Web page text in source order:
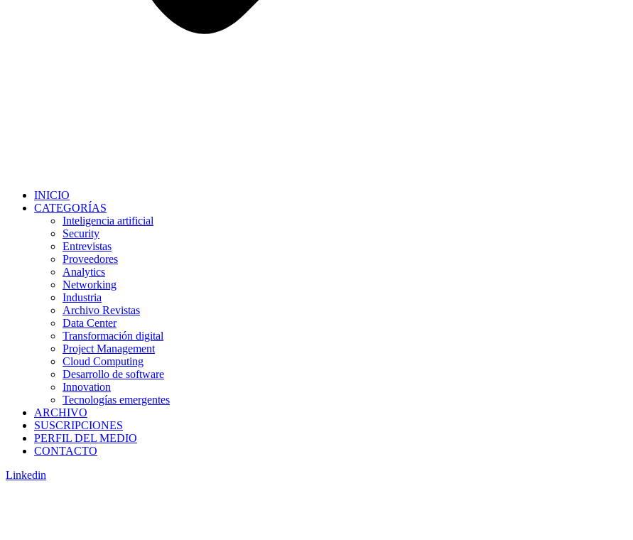
INICIO
CATEGORÍAS
Inteligencia artificial
Security
Entrevistas
Proveedores
Analytics
Networking
Industria
Archivo Revistas
Data Center
Transformación digital
Project Management
Cloud Computing
Desarrollo de software
Innovation
Tecnologías emergentes
ARCHIVO
SUSCRIPCIONES
PERFIL DEL MEDIO
CONTACTO
Linkedin